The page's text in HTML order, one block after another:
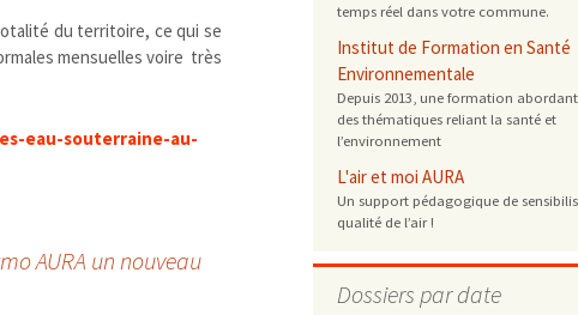
renouvelables / transition énergétique
épidémiologique
surveillance sanitaire
et
du territoire, ce qui se
mensuelles voire très
eau-souterraine-au-
AURA un nouveau
temps réel dans votre commune.
Institut de Formation en Santé
Environnementale
Depuis 2013, une formation abordant
des thématiques reliant la santé et
l’environnement
L'air et moi AURA
Un support pédagogique de
qualité de l’air !
Dossiers par date